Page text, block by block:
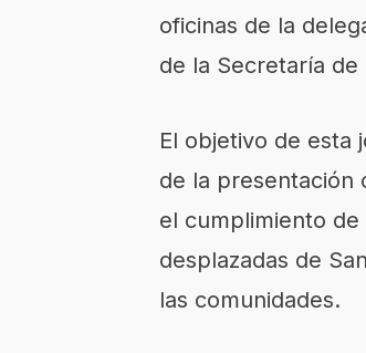
oficinas de la
de la Secretaría de
El objetivo de esta
de la presentación
el cumplimiento de
desplazadas de
las comunidades.